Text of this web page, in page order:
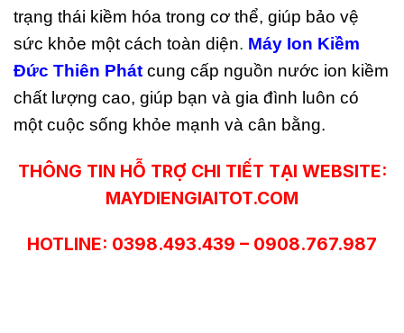
trạng thái kiềm hóa trong cơ thể, giúp bảo vệ
sức khỏe một cách toàn diện. Máy Ion Kiềm
Đức Thiên Phát cung cấp nguồn nước ion kiềm
chất lượng cao, giúp bạn và gia đình luôn có
một cuộc sống khỏe mạnh và cân bằng.
THÔNG TIN HỖ TRỢ CHI TIẾT TẠI WEBSITE:
MAYDIENGIAITOT.COM
HOTLINE: 0398.493.439 – 0908.767.987